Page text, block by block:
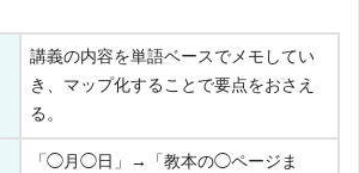
講義の内容を単語ベースでメモしてい
き、マップ化することで要点をおさえ
る。
「◯月◯日」→「教本の◯ページま